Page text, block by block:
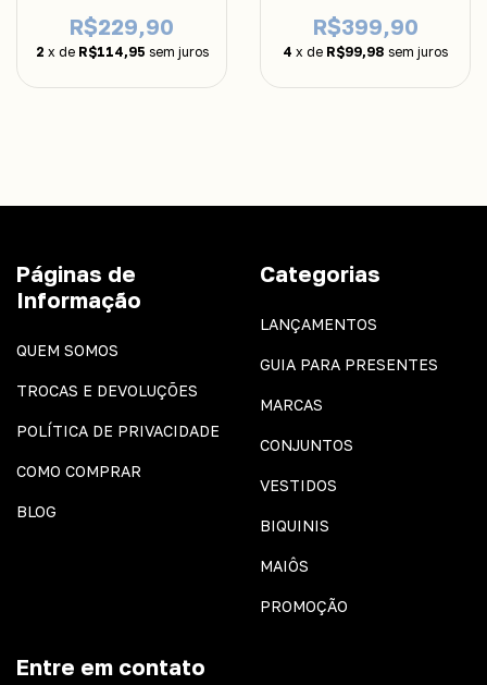
R$229,90
2 x de R$114,95 sem juros
R$399,90
4 x de R$99,98 sem juros
Páginas de
Informação
QUEM SOMOS
TROCAS E DEVOLUÇÕES
POLÍTICA DE PRIVACIDADE
COMO COMPRAR
BLOG
Categorias
LANÇAMENTOS
GUIA PARA PRESENTES
MARCAS
CONJUNTOS
VESTIDOS
BIQUINIS
MAIÔS
PROMOÇÃO
Entre em contato